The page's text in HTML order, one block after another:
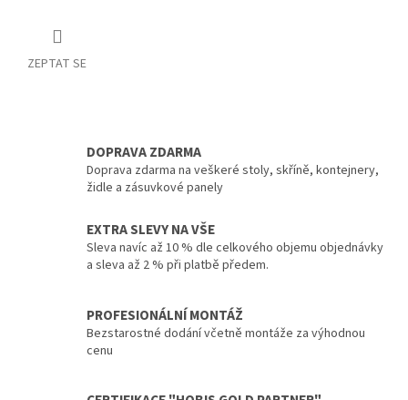
ZEPTAT SE
DOPRAVA ZDARMA
Doprava zdarma na veškeré stoly, skříně, kontejnery,
židle a zásuvkové panely
EXTRA SLEVY NA VŠE
Sleva navíc až 10 % dle celkového objemu objednávky
a sleva až 2 % při platbě předem.
PROFESIONÁLNÍ MONTÁŽ
Bezstarostné dodání včetně montáže za výhodnou
cenu